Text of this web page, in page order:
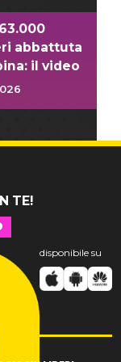
abbattuta
il video
TE!
disponibile su